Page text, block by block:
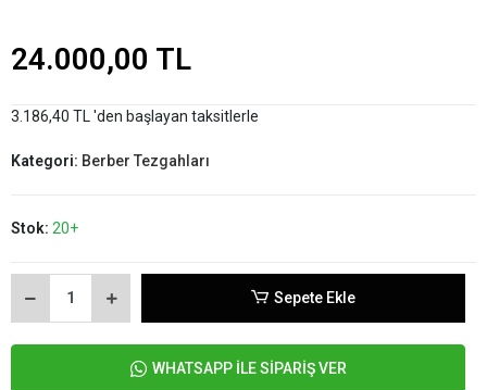
24.000,00 TL
3.186,40 TL 'den başlayan taksitlerle
Kategori: Berber Tezgahları
Stok: 20+
Sepete Ekle
WHATSAPP İLE SİPARİŞ VER